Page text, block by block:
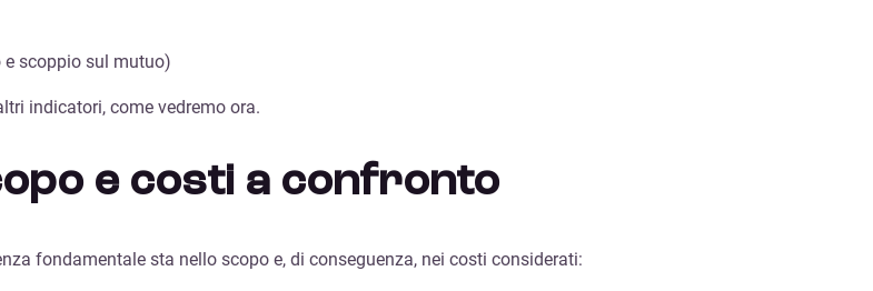
e scoppio sul mutuo)
indicatori, come vedremo ora.
e costi a confronto
fondamentale sta nello scopo e, di conseguenza, nei costi considerati: